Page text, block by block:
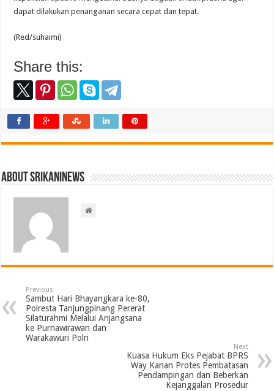
dapat dilakukan penanganan secara cepat dan tepat.
(Red/suhaimi)
Share this:
About srikaninews
Previous
Sambut Hari Bhayangkara ke-80,
Polresta Tanjungpinang Pererat
Silaturahmi Melalui Anjangsana
ke Purnawirawan dan
Warakawuri Polri
Next
Kuasa Hukum Eks Pejabat BPRS
Way Kanan Protes Pembatasan
Pendampingan dan Beberkan
Kejanggalan Prosedur